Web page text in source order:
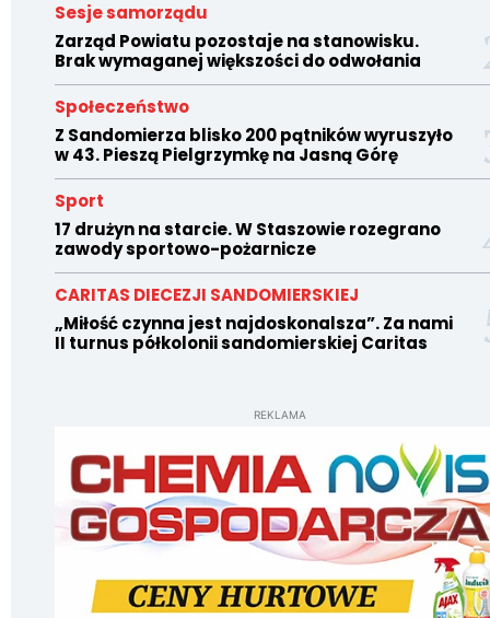
Sesje samorządu
Zarząd Powiatu pozostaje na stanowisku.
Brak wymaganej większości do odwołania
Społeczeństwo
Z Sandomierza blisko 200 pątników wyruszyło
w 43. Pieszą Pielgrzymkę na Jasną Górę
Sport
17 drużyn na starcie. W Staszowie rozegrano
zawody sportowo-pożarnicze
CARITAS DIECEZJI SANDOMIERSKIEJ
„Miłość czynna jest najdoskonalsza”. Za nami
II turnus półkolonii sandomierskiej Caritas
REKLAMA